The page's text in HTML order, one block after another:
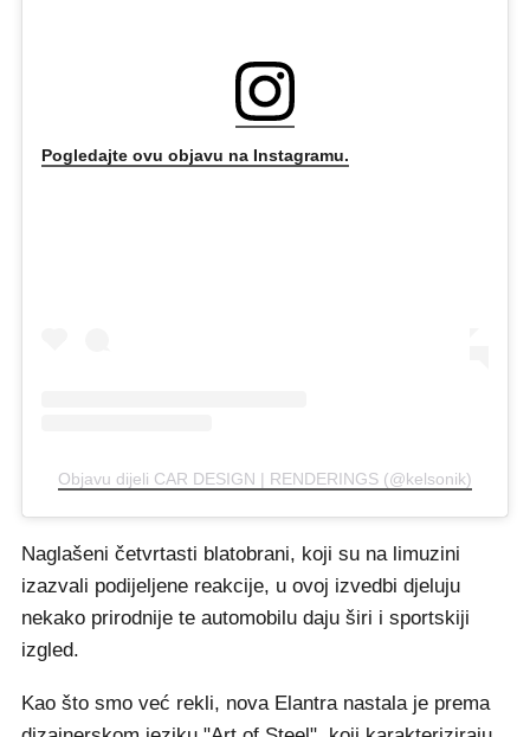
Pogledajte ovu objavu na Instagramu.
Objavu dijeli CAR DESIGN | RENDERINGS (@kelsonik)
Naglašeni četvrtasti blatobrani, koji su na limuzini
izazvali podijeljene reakcije, u ovoj izvedbi djeluju
nekako prirodnije te automobilu daju širi i sportskiji
izgled.
Kao što smo već rekli, nova Elantra nastala je prema